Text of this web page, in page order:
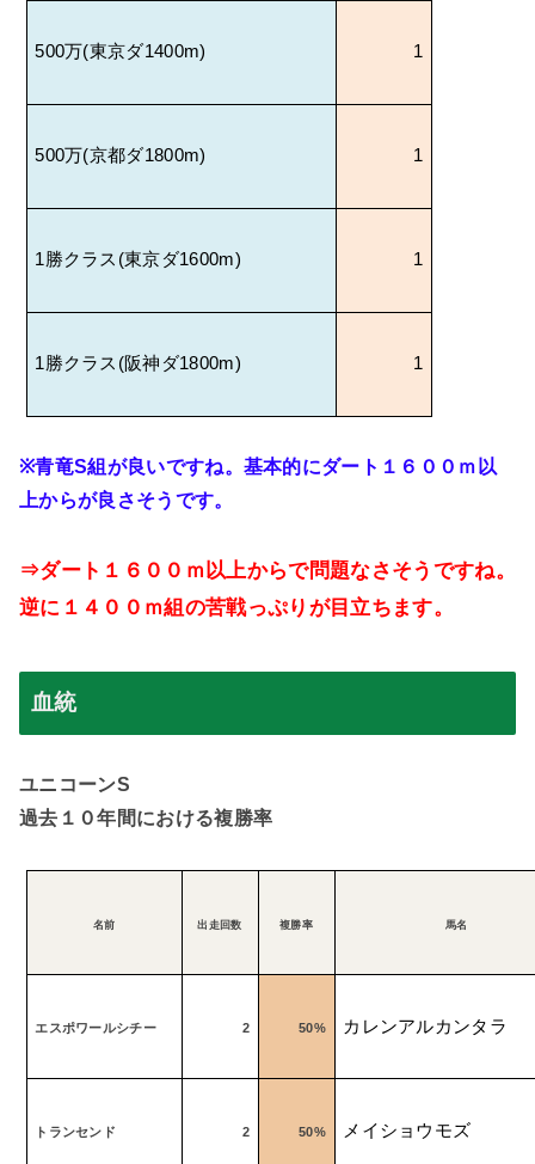
500万(東京ダ1400m) 1
500万(京都ダ1800m) 1
1勝クラス (東京ダ1600m) 1
1勝クラス (阪神ダ1800m) 1
※青竜S組が良いですね。基本的にダート１６００ｍ以
上からが良さそうです。
⇒ダート１６００ｍ以上からで問題なさそうですね。
逆に１４００ｍ組の苦戦っぷりが目立ちます。
血統
ユニコーンS
過去１０年間における複勝率
名前 出走回数 複勝率 馬名
エスポワールシチー 2 50% カレンアルカンタラ
トランセンド 2 50% メイショウモズ